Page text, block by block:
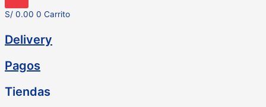
productos
S/ 0.00 0 Carrito
Delivery
Pagos
Tiendas